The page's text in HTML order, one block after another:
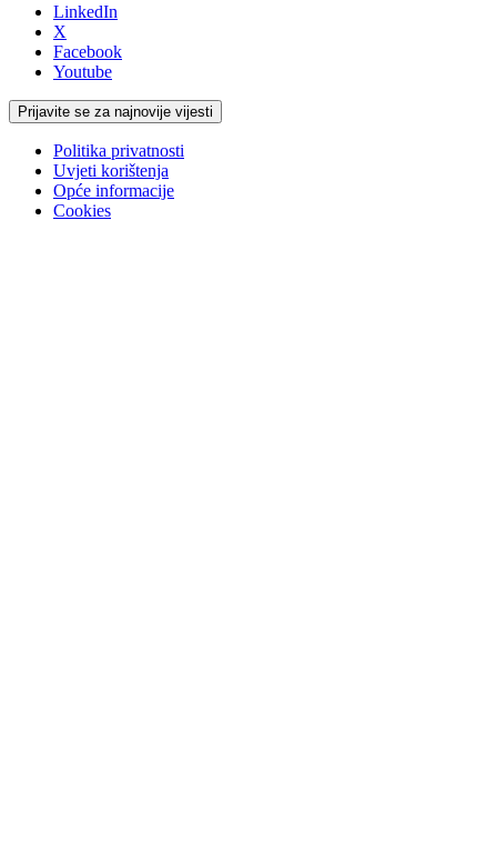
LinkedIn
X
Facebook
Youtube
Prijavite se za najnovije vijesti
Politika privatnosti
Uvjeti korištenja
Opće informacije
Cookies